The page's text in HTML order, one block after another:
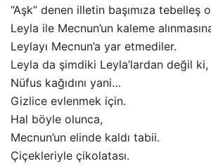
“Aşk” denen illetin başımıza tebelleş
Leyla ile Mecnun’un kaleme
Leylayı Mecnun’a yar etmediler.
Leyla da şimdiki Leyla’lardan değil ki,
Nüfus kağıdını yani…
Gizlice evlenmek için.
Hal böyle olunca,
Mecnun’un elinde kaldı tabii.
Çiçekleriyle çikolatası.